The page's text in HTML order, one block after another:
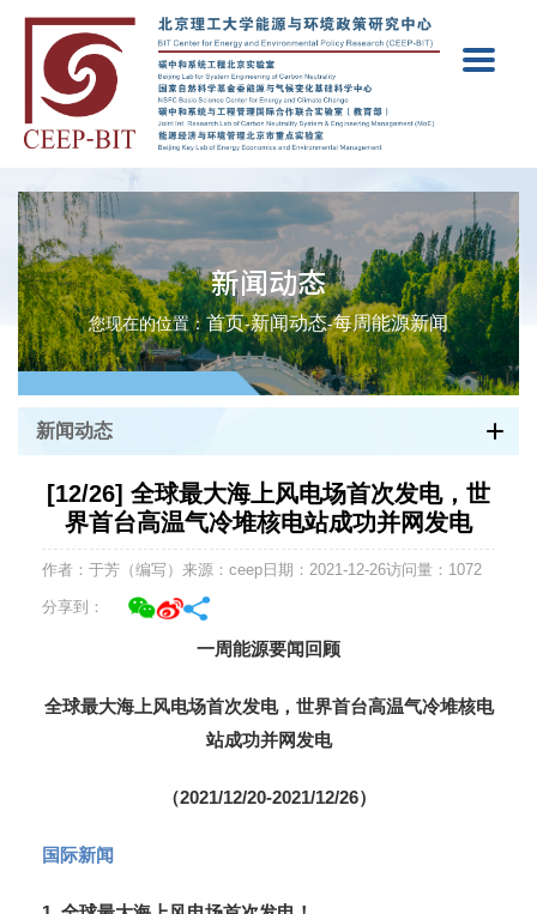
新闻动态
您现在的位置：首页-新闻动态-每周能源新闻
新闻动态
[12/26] 全球最大海上风电场首次发电，世
界首台高温气冷堆核电站成功并网发电
作者：于芳（编写） 来源：ceep日期：2021-12-26访问量： 1072
分享到：
一周能源要闻回顾
全球最大海上风电场首次发电，世界首台高温气冷堆核电
站成功并网发电
（2021/12/20-2021/12/26）
国际新闻